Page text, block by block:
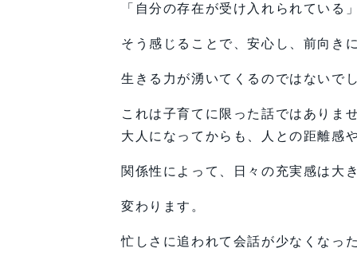
「自分の存在が受け入れられている」
そう感じることで、安心し、前向きに
生きる力が湧いてくるのではないで
これは子育てに限った話ではありませ
大人になってからも、人との距離感
関係性によって、日々の充実感は大き
変わります。
忙しさに追われて会話が少なくなった